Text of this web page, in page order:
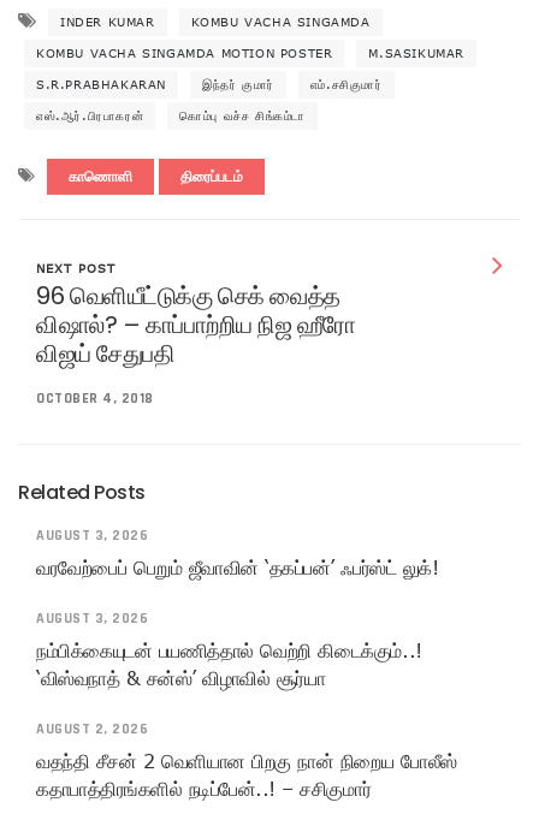
INDER KUMAR KOMBU VACHA SINGAMDA
KOMBU VACHA SINGAMDA MOTION POSTER M.SASIKUMAR
S.R.PRABHAKARAN இந்தர் குமார் எம்.சசிகுமார்
எஸ்.ஆர்.பிரபாகரன் கொம்பு வச்ச சிங்கம்டா
காணொளி திரைப்படம்
NEXT POST
96 வெளியீட்டுக்கு செக் வைத்த
விஷால்? – காப்பாற்றிய நிஜ ஹீரோ
விஜய் சேதுபதி
OCTOBER 4, 2018
Related Posts
AUGUST 3, 2026
வரவேற்பைப் பெறும் ஜீவாவின் ‘தகப்பன்’ ஃபர்ஸ்ட் லுக்!
AUGUST 3, 2026
நம்பிக்கையுடன் பயணித்தால் வெற்றி கிடைக்கும்..!
‘விஸ்வநாத் & சன்ஸ்’ விழாவில் சூர்யா
AUGUST 2, 2026
வதந்தி சீசன் 2 வெளியான பிறகு நான் நிறைய போலீஸ்
கதாபாத்திரங்களில் நடிப்பேன்..! – சசிகுமார்